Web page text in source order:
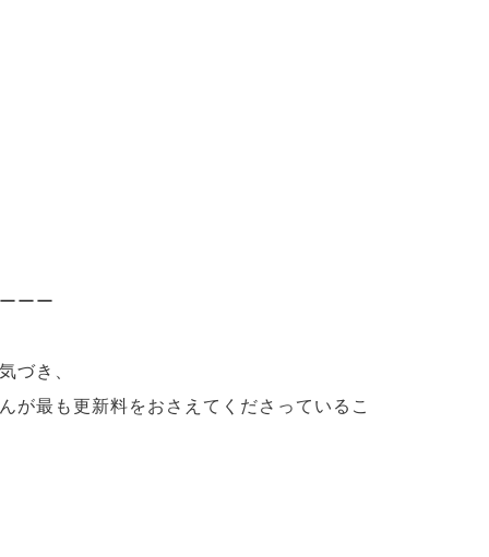
ーー
づき、
が最も更新料をおさえてくださっているこ